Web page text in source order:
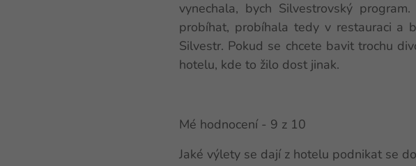
vynechala, bych Silvestrovský
probíhat, probíhala tedy v restauraci a
Silvestr. Pokud se chcete bavit trochu
hotelu, kde to žilo dost jinak.
Mé hodnocení - 9 z 10
Jaké výlety se dají z hotelu podnikat se